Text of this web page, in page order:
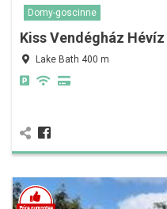
Domy-goscinne
Kiss Vendégház Hévíz
Lake Bath 400 m